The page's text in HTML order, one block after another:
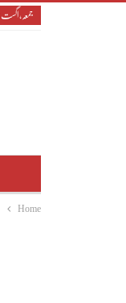
جمعہ, اگست 7, 2026
Home